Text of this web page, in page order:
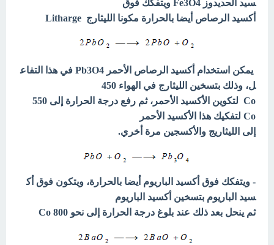
سيد الحديدوز Fe3O4 ويتفكك فوق
أكسيد الرصاص أيضا بالحرارة مكونا الليثارج Litharge
يمكن استخدام أكسيد الرصاص الأحمر Pb3O4 في هذا التفاع
ل، وذلك بتسخين الليثارج في الهواء 450
Co لتكوين الأكسيد الأحمر، ثم رفع درجة الحرارة إلى 550
Co لتفكيك هذا الأكسيد الأحمر
إلى الليثاريج والأكسجين مرة أخري.
- ويتفكك فوق أكسيد الباريوم أيضا بالحرارة، ويتكون فوق أك
سيد الباريوم بتسخين أكسيد الباريوم
ثم ينحل بعد ذلك عند بلوغ درجة الحرارة إلى نحو 800 Co